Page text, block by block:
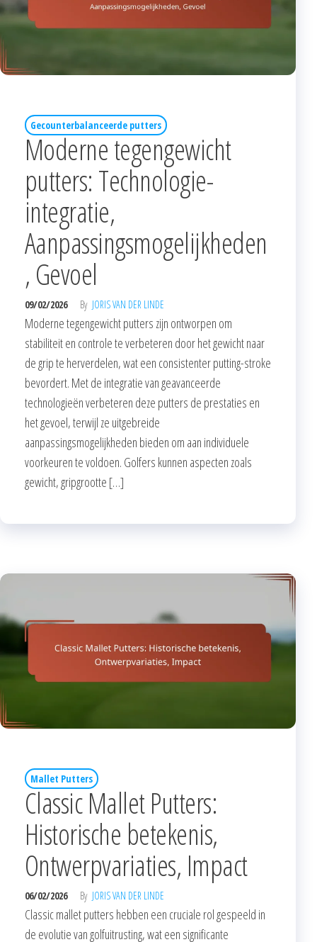
Gecounterbalanceerde putters
Moderne tegengewicht
putters: Technologie-
integratie,
Aanpassingsmogelijkheden
, Gevoel
09/02/2026 By JORIS VAN DER LINDE
Moderne tegengewicht putters zijn ontworpen om
stabiliteit en controle te verbeteren door het gewicht naar
de grip te herverdelen, wat een consistenter putting-stroke
bevordert. Met de integratie van geavanceerde
technologieën verbeteren deze putters de prestaties en
het gevoel, terwijl ze uitgebreide
aanpassingsmogelijkheden bieden om aan individuele
voorkeuren te voldoen. Golfers kunnen aspecten zoals
gewicht, gripgrootte […]
Mallet Putters
Classic Mallet Putters:
Historische betekenis,
Ontwerpvariaties, Impact
06/02/2026 By JORIS VAN DER LINDE
Classic mallet putters hebben een cruciale rol gespeeld in
de evolutie van golfuitrusting, wat een significante